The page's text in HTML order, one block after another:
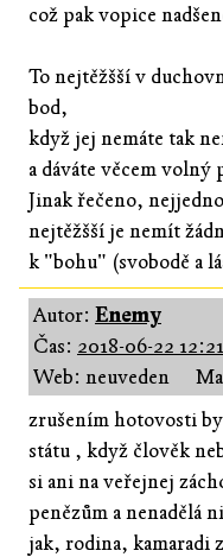
což pak vopice
To nejtěžšší v
bod,
když jej nemáte tak
a dáváte věcem volný
Jinak řečeno,
nejtěžšší je nemít
k "bohu" (svobodě a
Autor: Enemy
Čas: 2018-06-22
Web: neuveden
zrušením hotovosti
státu , když člověk
si ani na veřejnej
penězům a nenadělá
jak, rodina, kamaradi